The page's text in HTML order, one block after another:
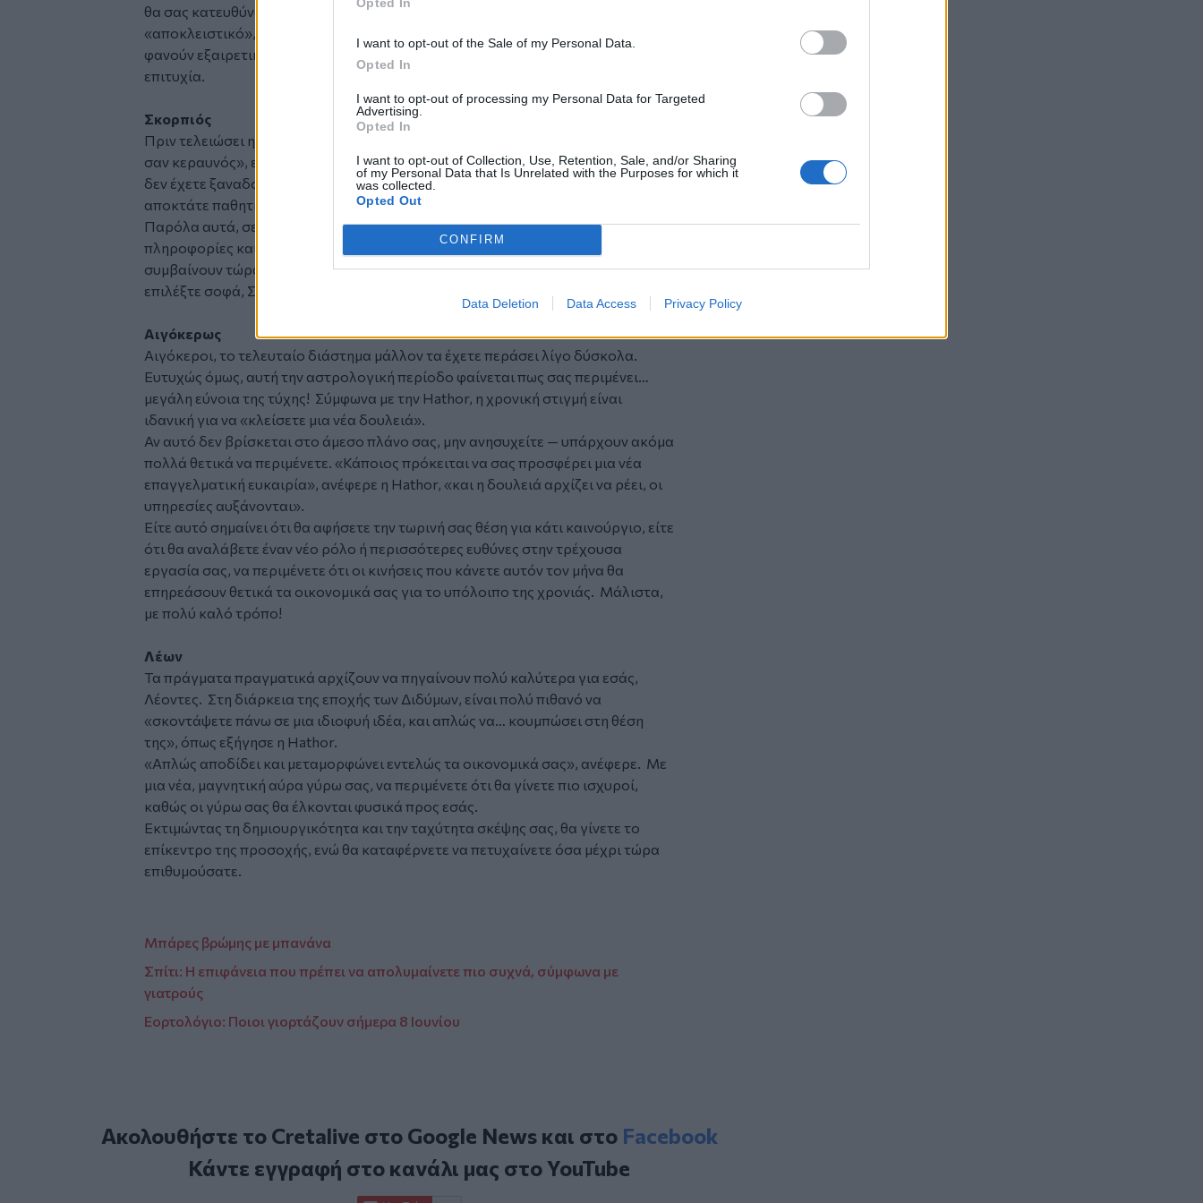
I want to opt-out of the Sale of my Personal Data.
Opted In
I want to opt-out of processing my Personal Data for Targeted
Advertising.
Opted In
I want to opt-out of Collection, Use, Retention, Sale, and/or Sharing
of my Personal Data that Is Unrelated with the Purposes for which it
was collected.
Opted Out
CONFIRM
Data Deletion Data Access Privacy Policy
θα σας κατευθύνουν προς σημαντικές ευκαιρίες. Συμμετέχοντας σε κάτι πιο
«αποκλειστικό», να είστε έτοιμοι για δυνατές ευκαιρίες δικτύωσης που θα σας
φανούν εξαιρετικά χρήσιμες, καθώς αρχίζετε να προσελκύετε οικονομική
επιτυχία.
Σκορπιός
Πριν τελειώσει η εποχή των Διδύμων, «μια οικονομική ευκαιρία θα σας χτυπήσει
σαν κεραυνός», είπε η Hathor. «Είναι ένας τρόπος να κερδίσετε χρήματα που
δεν έχετε ξαναδοκιμάσει ποτέ. Αυτό θα αλλάξει εντελώς το παιχνίδι στο πώς
αποκτάτε παθητικό εισόδημα».
Παρόλα αυτά, σε αυτή την περίοδο, ο βασικός σας στόχος είναι να συλλέγετε
πληροφορίες και να παίρνετε καλά ενημερωμένες αποφάσεις. Όλα όσα
συμβαίνουν τώρα θα έχουν μακροπρόθεσμο αντίκτυπο στη ζωή σας. Οπότε,
επιλέξτε σοφά, Σκορπιοί!
Αιγόκερως
Αιγόκεροι, το τελευταίο διάστημα μάλλον τα έχετε περάσει λίγο δύσκολα.
Ευτυχώς όμως, αυτή την αστρολογική περίοδο φαίνεται πως σας περιμένει…
μεγάλη εύνοια της τύχης! Σύμφωνα με την Hathor, η χρονική στιγμή είναι
ιδανική για να «κλείσετε μια νέα δουλειά».
Αν αυτό δεν βρίσκεται στο άμεσο πλάνο σας, μην ανησυχείτε — υπάρχουν ακόμα
πολλά θετικά να περιμένετε. «Κάποιος πρόκειται να σας προσφέρει μια νέα
επαγγελματική ευκαιρία», ανέφερε η Hathor, «και η δουλειά αρχίζει να ρέει, οι
υπηρεσίες αυξάνονται».
Είτε αυτό σημαίνει ότι θα αφήσετε την τωρινή σας θέση για κάτι καινούργιο, είτε
ότι θα αναλάβετε έναν νέο ρόλο ή περισσότερες ευθύνες στην τρέχουσα
εργασία σας, να περιμένετε ότι οι κινήσεις που κάνετε αυτόν τον μήνα θα
επηρεάσουν θετικά τα οικονομικά σας για το υπόλοιπο της χρονιάς. Μάλιστα,
με πολύ καλό τρόπο!
Λέων
Τα πράγματα πραγματικά αρχίζουν να πηγαίνουν πολύ καλύτερα για εσάς,
Λέοντες. Στη διάρκεια της εποχής των Διδύμων, είναι πολύ πιθανό να
«σκοντάψετε πάνω σε μια ιδιοφυή ιδέα, και απλώς να… κουμπώσει στη θέση
της», όπως εξήγησε η Hathor.
«Απλώς αποδίδει και μεταμορφώνει εντελώς τα οικονομικά σας», ανέφερε. Με
μια νέα, μαγνητική αύρα γύρω σας, να περιμένετε ότι θα γίνετε πιο ισχυροί,
καθώς οι γύρω σας θα έλκονται φυσικά προς εσάς.
Εκτιμώντας τη δημιουργικότητα και την ταχύτητα σκέψης σας, θα γίνετε το
επίκεντρο της προσοχής, ενώ θα καταφέρνετε να πετυχαίνετε όσα μέχρι τώρα
επιθυμούσατε.
Μπάρες βρώμης με μπανάνα
Σπίτι: Η επιφάνεια που πρέπει να απολυμαίνετε πιο συχνά, σύμφωνα με
γιατρούς
Εορτολόγιο: Ποιοι γιορτάζουν σήμερα 8 Ιουνίου
Ακολουθήστε το Cretalive στο Google Newsκαι στο Facebook
Κάντε εγγραφή στο κανάλι μας στοYouTube